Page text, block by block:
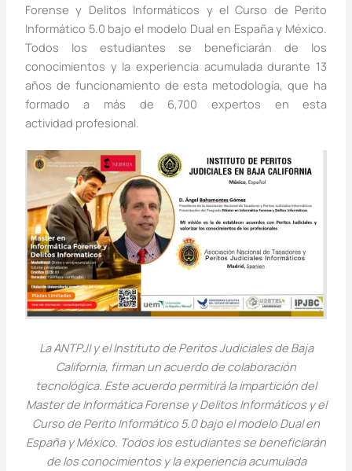
Forense y Delitos Informáticos y el Curso de Perito
Informático 5.0 bajo el modelo Dual en España y México.
Todos los estudiantes se beneficiarán de los
conocimientos y la experiencia acumulada durante 13
años de funcionamiento de esta metodología, que ha
formado a más de 6,700 expertos en esta
actividad profesional.
La ANTPJI y el Instituto de Peritos Judiciales de Baja
California, firman un acuerdo de colaboración
tecnológica. Este acuerdo permitirá la impartición del
Master de Informática Forense y Delitos Informáticos y el
Curso de Perito Informático 5.0 bajo el modelo Dual en
España y México. Todos los estudiantes se beneficiarán
de los conocimientos y la experiencia acumulada